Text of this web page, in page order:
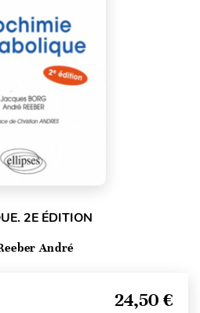
2E ÉDITION
André
24,50 €